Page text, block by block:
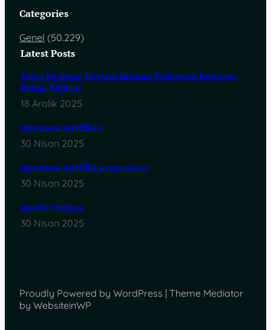
Categories
Genel (50.229)
Latest Posts
Salon Merkezi: Hayatın Ritmini Yakalayan Kusursuz
Bakım Rehberi
18 Aralık 2025
öğretmen sertifikası
30 Nisan 2025
öğretmen sertifika programları
30 Nisan 2025
öğretici belgesi
30 Nisan 2025
Proudly Powered by WordPress | Theme Mediator
by WebsiteinWP